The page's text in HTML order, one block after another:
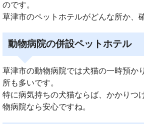
のです。
草津市のペットホテルがどんな所か、
動物病院の併設ペットホテル
草津市の動物病院では犬猫の一時預か
所も多いです。
特に病気持ちの犬猫ならば、かかりつ
物病院なら安心ですね。